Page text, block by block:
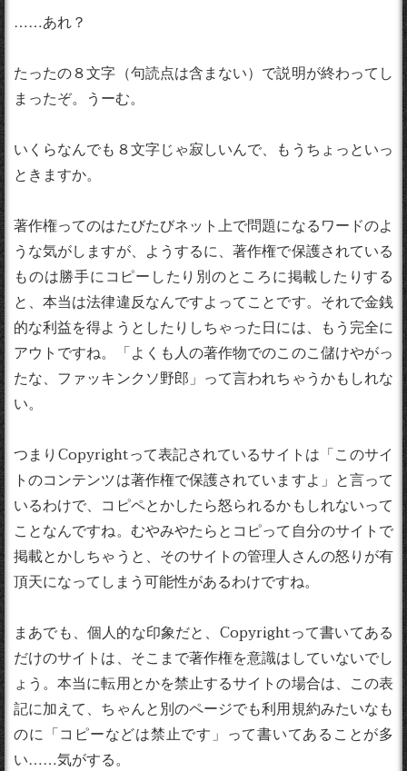
……あれ？
たったの８文字（句読点は含まない）で説明が終わってし
まったぞ。うーむ。
いくらなんでも８文字じゃ寂しいんで、もうちょっといっ
ときますか。
著作権ってのはたびたびネット上で問題になるワードのよ
うな気がしますが、ようするに、著作権で保護されている
ものは勝手にコピーしたり別のところに掲載したりする
と、本当は法律違反なんですよってことです。それで金銭
的な利益を得ようとしたりしちゃった日には、もう完全に
アウトですね。「よくも人の著作物でのこのこ儲けやがっ
たな、ファッキンクソ野郎」って言われちゃうかもしれな
い。
つまりCopyrightって表記されているサイトは「このサイ
トのコンテンツは著作権で保護されていますよ」と言って
いるわけで、コピペとかしたら怒られるかもしれないって
ことなんですね。むやみやたらとコピって自分のサイトで
掲載とかしちゃうと、そのサイトの管理人さんの怒りが有
頂天になってしまう可能性があるわけですね。
まあでも、個人的な印象だと、Copyrightって書いてある
だけのサイトは、そこまで著作権を意識はしていないでし
ょう。本当に転用とかを禁止するサイトの場合は、この表
記に加えて、ちゃんと別のページでも利用規約みたいなも
のに「コピーなどは禁止です」って書いてあることが多
い……気がする。